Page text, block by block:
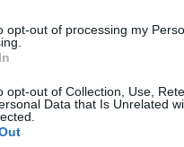
opt-out of processing my
opt-out of Collection, Use,
Data that Is Unrelated
da refurbed per la
come
refurbed e di ricevere
di
un video nel quale